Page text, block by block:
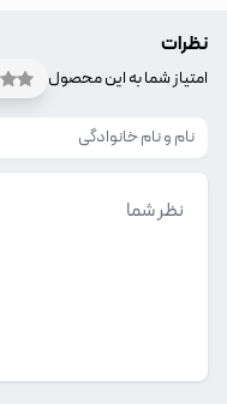
نظرات
امتیاز شما به این محصول